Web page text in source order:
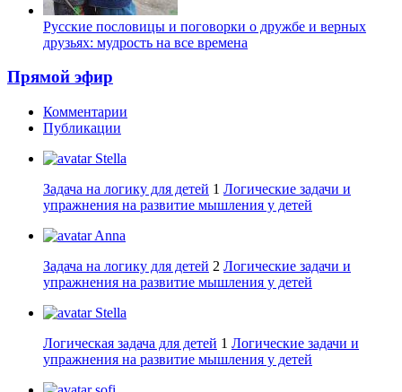
Русские пословицы и поговорки о дружбе и верных
друзьях: мудрость на все времена
Прямой эфир
Комментарии
Публикации
Stella
Задача на логику для детей 1 Логические задачи и
упражнения на развитие мышления у детей
Anna
Задача на логику для детей 2 Логические задачи и
упражнения на развитие мышления у детей
Stella
Логическая задача для детей 1 Логические задачи и
упражнения на развитие мышления у детей